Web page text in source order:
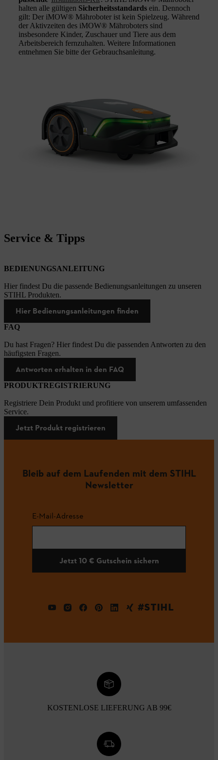
halten alle gültigen Sicherheitsstandards ein. Dennoch
gilt: Der iMOW® Mähroboter ist kein Spielzeug. Während
der Aktivzeiten des iMOW® Mähroboters sind
insbesondere Kinder, Zuschauer und Tiere aus dem
Arbeitsbereich fernzuhalten. Weitere Informationen
entnehmen Sie bitte der Gebrauchsanleitung.
Service & Tipps
BEDIENUNGSANLEITUNG
Hier findest Du die passende Bedienungsanleitungen zu unseren
STIHL Produkten.
Hier Bedienungsanleitungen finden
FAQ
Du hast Fragen? Hier findest Du die passenden Antworten zu den
häufigsten Fragen.
Antworten erhalten in den FAQ
PRODUKTREGISTRIERUNG
Registriere Dein Produkt und profitiere von unserem umfassenden
Service.
Jetzt Produkt registrieren
Bleib auf dem Laufenden mit dem STIHL
Newsletter
E-Mail-Adresse
Jetzt 10 € Gutschein sichern
#STIHL
KOSTENLOSE LIEFERUNG AB 99€